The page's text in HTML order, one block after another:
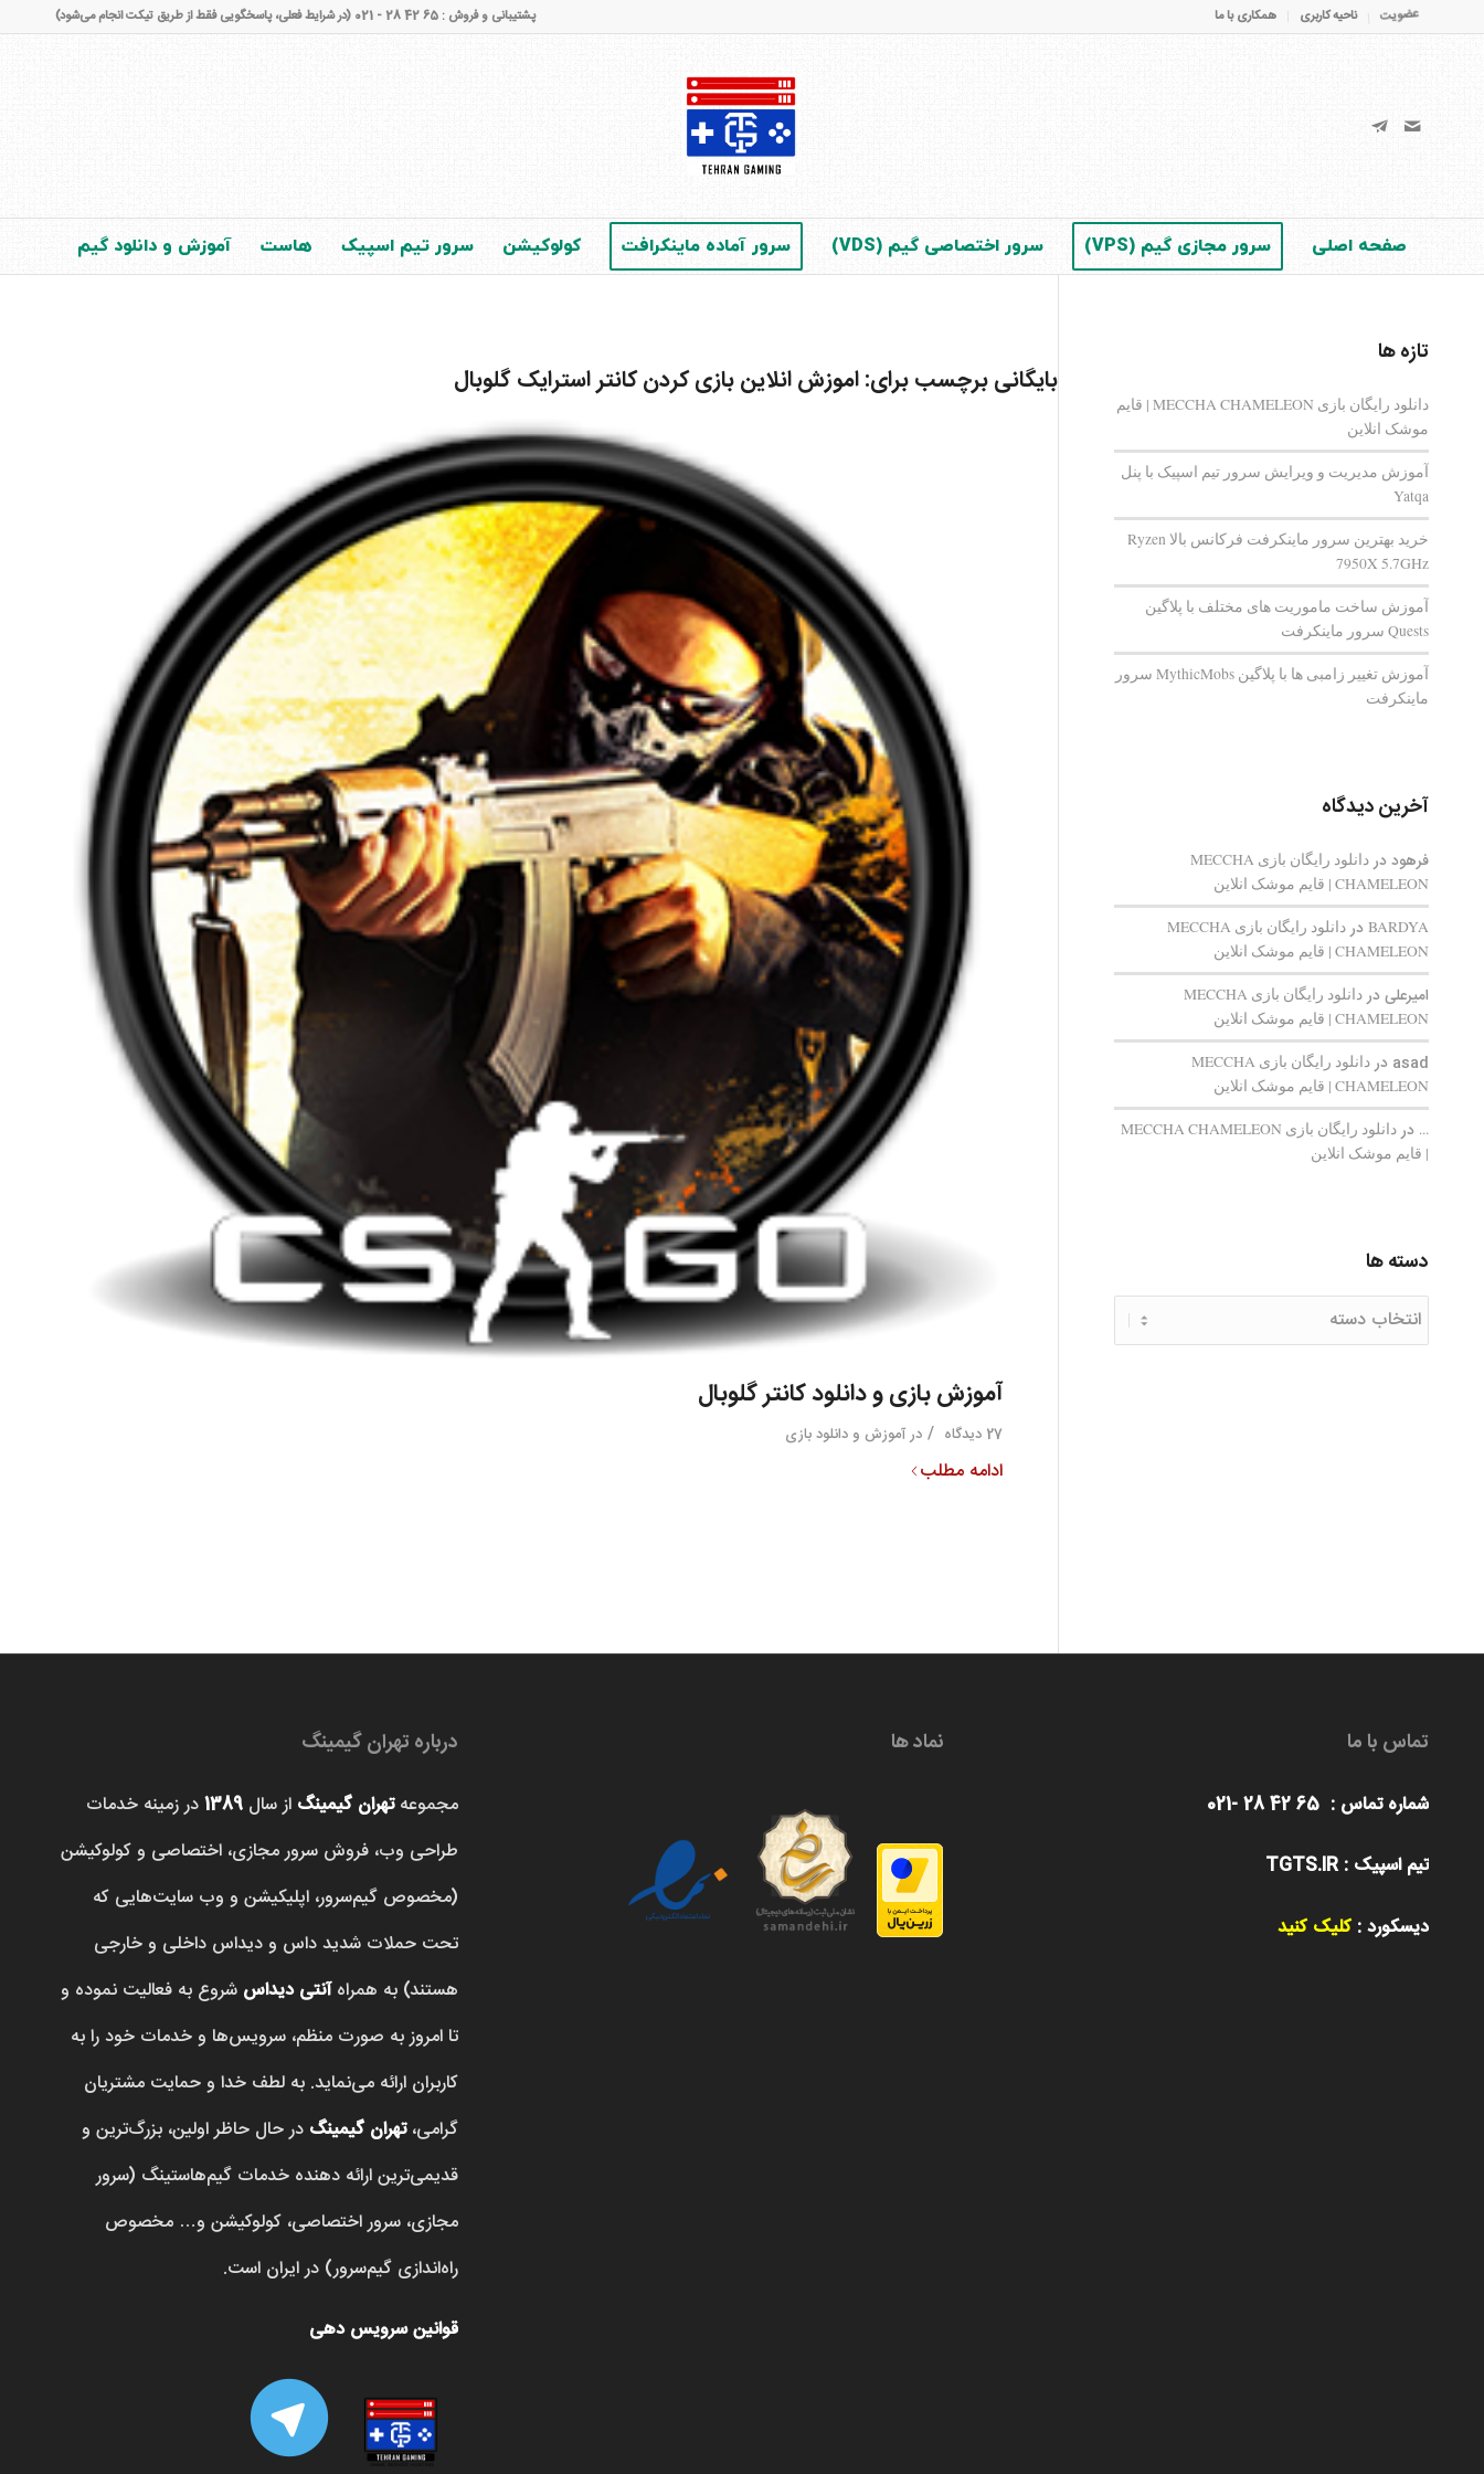
عضویت ناحیه کاربری همکاری با ما پشتیبانی و فروش : 65 42 28 - 021 (در شرایط فعلی، پاسخگویی فقط از طریق تیکت انجام می‌شود)
صفحه اصلی سرور مجازی گیم (VPS) سرور اختصاصی گیم (VDS) سرور آماده ماینکرافت کولوکیشن سرور تیم اسپیک هاست آموزش و دانلود گیم
بایگانی برچسب برای:اموزش انلاین بازی کردن کانتر استرایک گلوبال
آموزش بازی و دانلود کانتر گلوبال
27 دیدگاه / درآموزش و دانلود بازی
ادامه مطلب
تازه ها
دانلود رایگان بازی MECCHA CHAMELEON | قایم‌
موشک انلاین
آموزش مدیریت و ویرایش سرور تیم اسپیک با پنل
Yatqa
خرید بهترین سرور ماینکرفت فرکانس بالا Ryzen
7950X 5.7GHz
آموزش ساخت ماموریت های مختلف با پلاگین
Quests سرور ماینکرفت
آموزش تغییر زامبی ها با پلاگین MythicMobs سرور
ماینکرفت
آخرین دیدگاه
فرهوددر
دانلود رایگان بازی MECCHA
CHAMELEON | قایم‌ موشک انلاین
BARDYA در
دانلود رایگان بازی MECCHA
CHAMELEON | قایم‌ موشک انلاین
امیرعلیدر
دانلود رایگان بازی MECCHA
CHAMELEON | قایم‌ موشک انلاین
asad در
دانلود رایگان بازی MECCHA
CHAMELEON | قایم‌ موشک انلاین
... در
دانلود رایگان بازی MECCHA CHAMELEON
| قایم‌ موشک انلاین
دسته ها
دسته
ها
تماس با ما
شماره تماس : 65 42 28 -021
تیم اسپیک : TGTS.IR
دیسکورد :کلیک کنید
نماد ها درباره تهران گیمینگ
مجموعهتهران گیمینگ از سال1389در زمینه خدمات
طراحی وب، فروش‌ سرور مجازی، اختصاصی و کولوکیشن
(مخصوص گیم‌سرور، اپلیکیشن و وب سایت‌هایی که
تحت حملات شدید داس و دیداس داخلی و خارجی
هستند) به همراهآنتی دیداس شروع به فعالیت نموده و
تا امروز به صورت منظم، سرویس‌ها و خدمات خود را به
کاربران ارائه می‌نماید. به لطف خدا و حمایت مشتریان
گرامی،تهران گیمینگ در حال حاظر اولین، بزرگ‌ترین و
قدیمی‌ترین ارائه دهنده خدمات گیم‌هاستینگ (سرور
مجازی، سرور اختصاصی، کولوکیشن و… مخصوص
راه‌اندازی گیم‌سرور) در ایران است.
قوانین سرویس دهی